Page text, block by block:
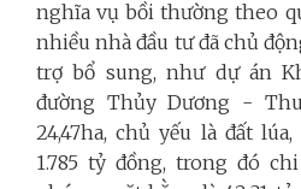
nghĩa vụ bồi thường theo
nhiều nhà đầu tư đã chủ
trợ bổ sung, như dự án
đường Thủy Dương -
24,47ha, chủ yếu là đất
1.785 tỷ đồng, trong đó